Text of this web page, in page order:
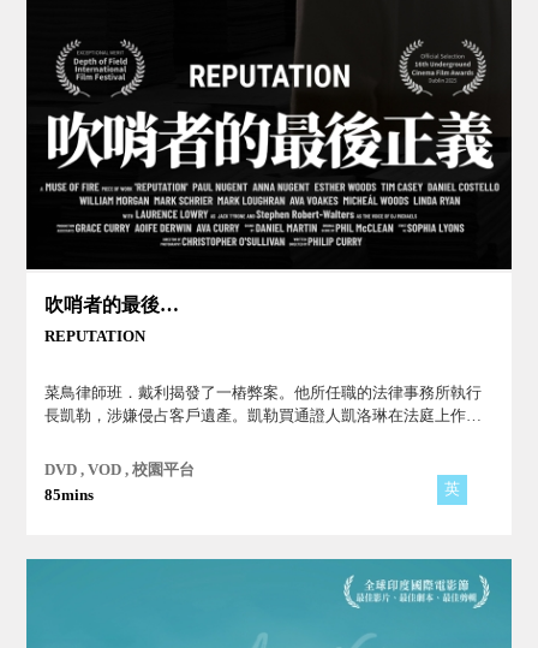
吹哨者的最後正義
REPUTATION
菜鳥律師班．戴利揭發了一樁弊案。他所任職的法律事務所執行
長凱勒，涉嫌侵占客戶遺產。凱勒買通證人凱洛琳在法庭上作偽
法案來勒索雇主的人...。
DVD , VOD , 校園平台
85mins
英